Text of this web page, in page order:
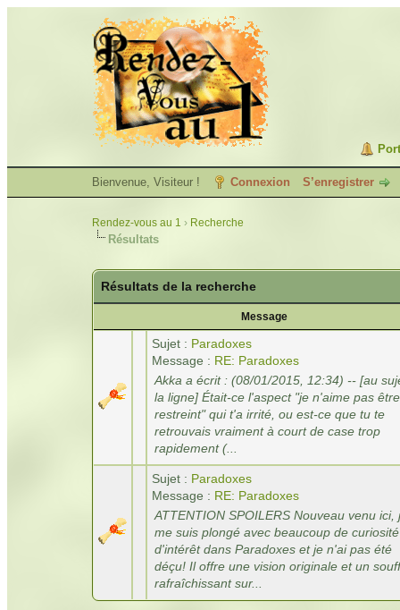
Bienvenue, Visiteur ! Connexion S’enregistrer
Rendez-vous au 1 › Recherche
Résultats
Résultats de la recherche
Message
Sujet : Paradoxes
Message : RE: Paradoxes
Akka a écrit : (08/01/2015, 12:34) -- [au
la ligne] Était-ce l'aspect "je n'aime pas être
restreint" qui t'a irrité, ou est-ce que tu te
retrouvais vraiment à court de case trop
rapidement (...
Sujet : Paradoxes
Message : RE: Paradoxes
ATTENTION SPOILERS Nouveau venu ici,
me suis plongé avec beaucoup de
d'intérêt dans Paradoxes et je n'ai pas été
déçu! Il offre une vision originale et un
rafraîchissant sur...